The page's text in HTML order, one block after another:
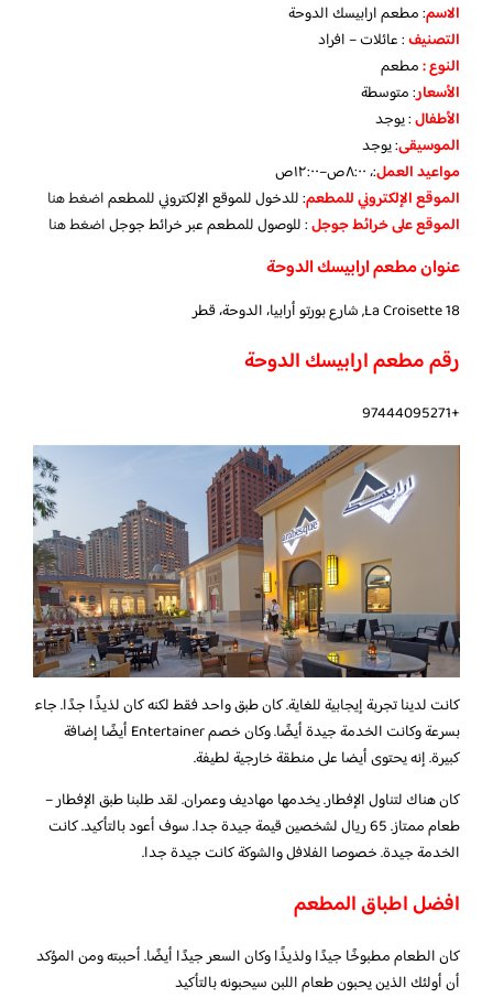
الاسم: مطعم ارابيسك الدوحة
التصنيف: عائلات – افراد
النوع :مطعم
الأسعار:متوسطة
الأطفال:يوجد
الموسيقى:يوجد
مواعيد العمل:، ٨:٠٠ص–١٢:٠٠ص
الموقع الإلكتروني للمطعم: للدخول للموقع الإلكتروني للمطعماضغط هنا
الموقع على خرائط جوجل: للوصول للمطعم عبر خرائط جوجلاضغط هنا
عنوان مطعم ارابيسك الدوحة
18 La Croisette, شارع بورتو أرابيا، الدوحة، قطر
رقم مطعم ارابيسك الدوحة
+97444095271
كانت لدينا تجربة إيجابية للغاية. كان طبق واحد فقط لكنه كان لذيذًا جدًا. جاء
بسرعة وكانت الخدمة جيدة أيضًا. وكان خصم Entertainer أيضًا إضافة
كبيرة. إنه يحتوى أيضا على منطقة خارجية لطيفة.
كان هناك لتناول الإفطار. يخدمها مهاديف وعمران. لقد طلبنا طبق الإفطار –
طعام ممتاز. 65 ريال لشخصين قيمة جيدة جدا. سوف أعود بالتأكيد. كانت
الخدمة جيدة. خصوصا الفلافل والشوكة كانت جيدة جدا.
افضل اطباق المطعم
كان الطعام مطبوخًا جيدًا ولذيذًا وكان السعر جيدًا أيضًا. أحببته ومن المؤكد
أن أولئك الذين يحبون طعام اللبن سيحبونه بالتأكيد